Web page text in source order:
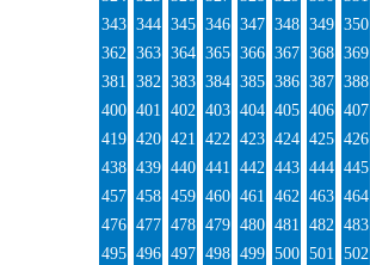
343 344 345 346 347 348 349 350
362 363 364 365 366 367 368 369
381 382 383 384 385 386 387 388
400 401 402 403 404 405 406 407
419 420 421 422 423 424 425 426
438 439 440 441 442 443 444 445
457 458 459 460 461 462 463 464
476 477 478 479 480 481 482 483
495 496 497 498 499 500 501 502